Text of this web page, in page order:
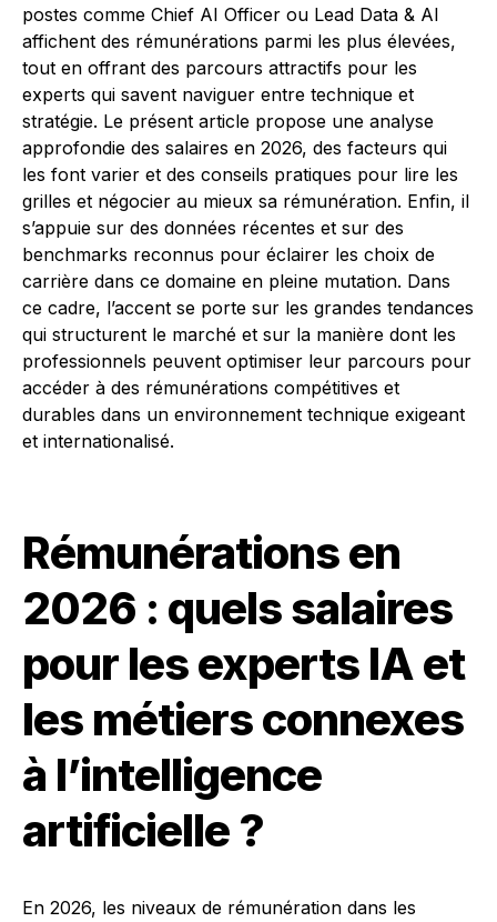
postes comme Chief AI Officer ou Lead Data & AI
affichent des rémunérations parmi les plus élevées,
tout en offrant des parcours attractifs pour les
experts qui savent naviguer entre technique et
stratégie. Le présent article propose une analyse
approfondie des salaires en 2026, des facteurs qui
les font varier et des conseils pratiques pour lire les
grilles et négocier au mieux sa rémunération. Enfin, il
s’appuie sur des données récentes et sur des
benchmarks reconnus pour éclairer les choix de
carrière dans ce domaine en pleine mutation. Dans
ce cadre, l’accent se porte sur les grandes tendances
qui structurent le marché et sur la manière dont les
professionnels peuvent optimiser leur parcours pour
accéder à des rémunérations compétitives et
durables dans un environnement technique exigeant
et internationalisé.
Rémunérations en
2026 : quels salaires
pour les experts IA et
les métiers connexes
à l’intelligence
artificielle ?
En 2026, les niveaux de rémunération dans les